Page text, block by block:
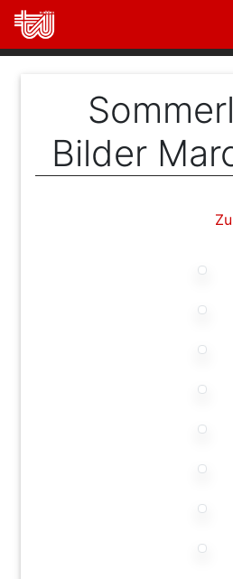
Direkt
zum
Inhalt
Bilder